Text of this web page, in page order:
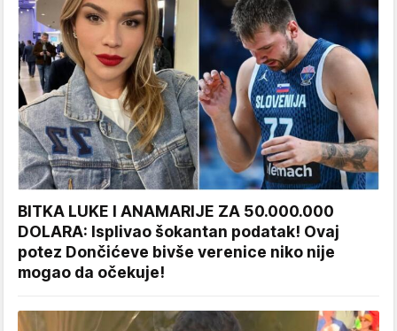
BITKA LUKE I ANAMARIJE ZA 50.000.000
DOLARA: Isplivao šokantan podatak! Ovaj
potez Dončićeve bivše verenice niko nije
mogao da očekuje!